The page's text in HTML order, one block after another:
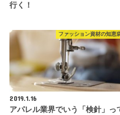
行く！
ファッション資材の知恵
2019.1.16
アパレル業界でいう「検針」っ